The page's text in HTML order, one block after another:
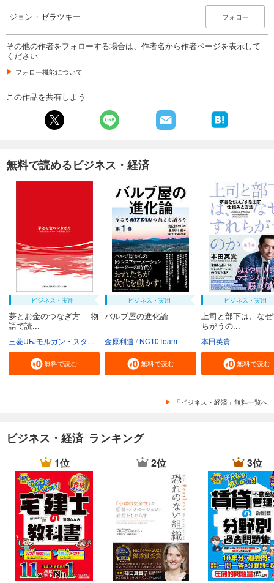
ジョン・ゼラツキー フォロー
その他の作者をフォローする場合は、作者名から作者ページを表示して
ください
フォロー機能について
この作品を共有しよう
無料で読めるビジネス・経済
ビジネス・実用
夢とお金のつなぎ方 ─ 物
語で読...
無料で読む
ビジネス・実用
バルブ屋の進化論
金原利道 NC10Team
無料で読む
ビジネス・実用
上司と部下は、な
ちがうの...
本田英貴
無料で読む
「ビジネス・経済」無料一覧へ
ビジネス・経済 ランキング
1位 2位 3位